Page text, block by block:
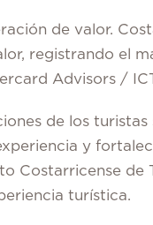
de valor.
registrando el
Advisors /
de los
y
Costarricense de
turística.